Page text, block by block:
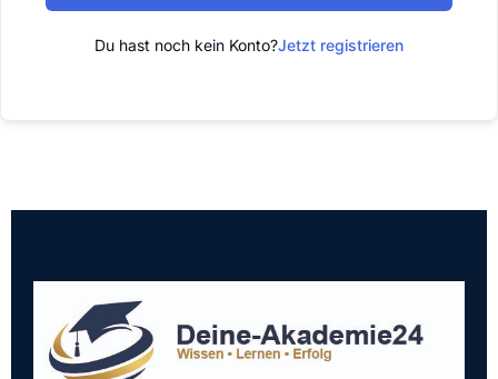
Du hast noch kein Konto?Jetzt registrieren